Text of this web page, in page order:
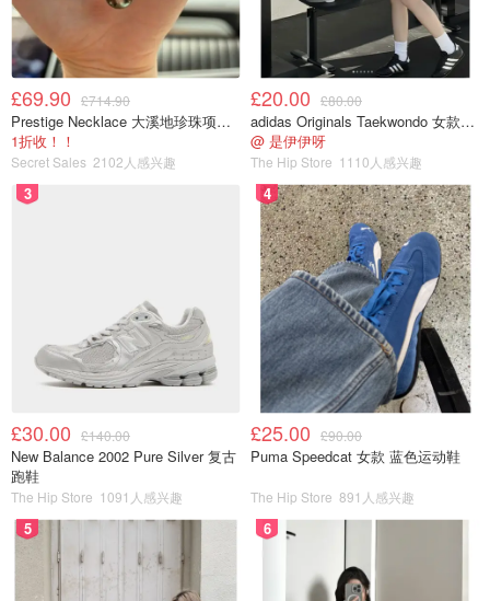
£69.90 £714.90
Prestige Necklace 大溪地珍珠项链 10-11mm
1折收！！
Secret Sales 2102人感兴趣
£20.00 £80.00
adidas Originals Taekwondo 女款黑色运动鞋
@ 是伊伊呀
The Hip Store 1110人感兴趣
3
£30.00 £140.00
New Balance 2002 Pure Silver 复古
跑鞋
The Hip Store 1091人感兴趣
4
£25.00 £90.00
Puma Speedcat 女款 蓝色运动鞋
The Hip Store 891人感兴趣
5 6